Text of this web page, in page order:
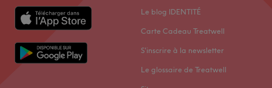
Le blog IDENTITÉ
Carte Cadeau Treatwell
S'inscrire à la newsletter
Le glossaire de Treatwell